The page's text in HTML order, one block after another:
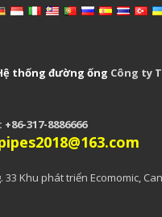
thống đường ống Công ty
317-8886666
33 Khu phát triển Ecomomic,